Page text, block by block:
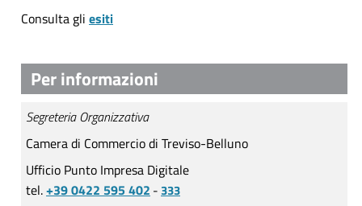
Consulta gli esiti
Per informazioni
Segreteria Organizzativa
Camera di Commercio di Treviso-Belluno
Ufficio Punto Impresa Digitale
tel.+39 0422 595 402 - 333